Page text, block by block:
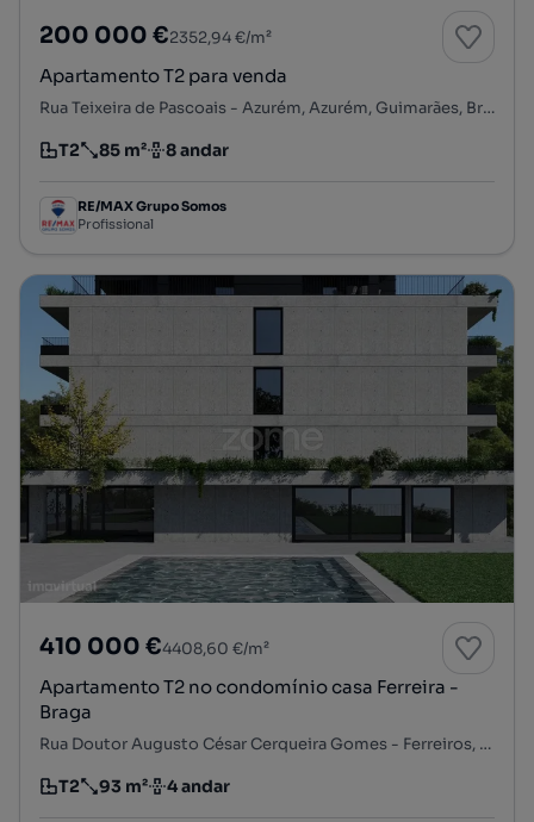
200 000 €2352,94 €/m²
Apartamento T2 para venda
Rua Teixeira de Pascoais - Azurém, Azurém, Guimarães, Braga
Tipologia
T2
Preço por metro quadrado
85 m²
Andar 8 andar
RE/MAX Grupo Somos
Profissional
410 000 €4408,60 €/m²
Apartamento T2 no condomínio casa Ferreira -
Braga
Rua Doutor Augusto César Cerqueira Gomes - Ferreiros, Ferreiros e Gondizalves, Braga, Braga
Tipologia
T2
Preço por metro quadrado
93 m²
Andar 4 andar